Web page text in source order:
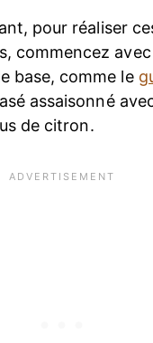
pour réaliser
commencez
base, comme le
assaisonné
de citron.